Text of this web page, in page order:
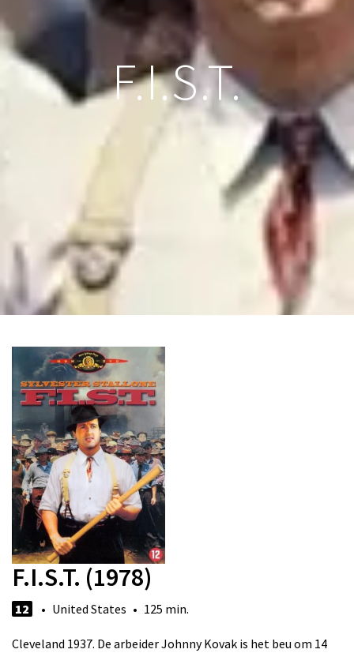
F.I.S.T.
F.I.S.T. (1978)
12 • United States • 125 min.
Cleveland 1937. De arbeider Johnny Kovak is het beu om 14